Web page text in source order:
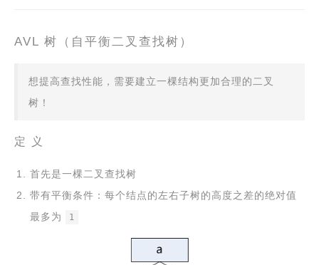
AVL 树（自平衡二叉查找树）
想提高查找性能，需要建立一棵结构更加合理的二叉
树！
定 义
首先是一棵二叉查找树
带有平衡条件：每个结点的左右子树的高度之差的绝对值
最多为
1